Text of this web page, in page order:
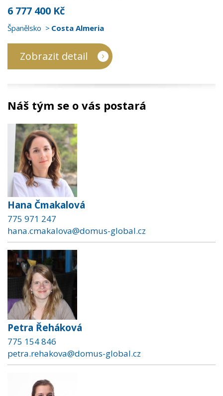
6 777 400 Kč
Španělsko Costa Almeria
Zobrazit detail
Náš tým se o vás postará
Hana Čmakalová
775 971 247
hana.cmakalova@domus-global.cz
Petra Řeháková
775 154 846
petra.rehakova@domus-global.cz